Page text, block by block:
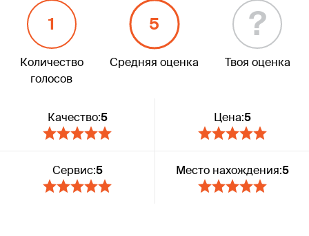
1
Количество
голосов
5
Средняя оценка
?
Твоя оценка
Качество:5 Цена:5
Сервис:5 Место нахождения:5